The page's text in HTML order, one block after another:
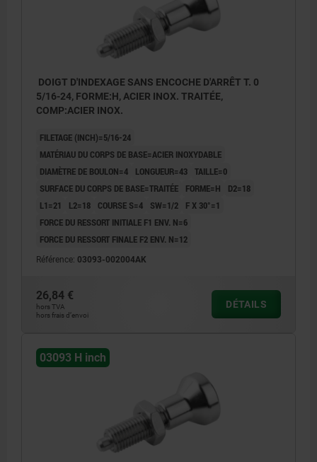
DOIGT D'INDEXAGE SANS ENCOCHE D'ARRÊT T. 0
5/16-24, FORME:H, ACIER INOX. TRAITÉE,
COMP:ACIER INOX.
FILETAGE (INCH)=5/16-24
MATÉRIAU DU CORPS DE BASE=ACIER INOXYDABLE
DIAMÈTRE DE BOULON=4
LONGUEUR=43 TAILLE=0
SURFACE DU CORPS DE BASE=TRAITÉE
FORME=H
D2=18
L1=21
L2=18 COURSE S=4 SW=1/2
F X 30°=1
FORCE DU RESSORT INITIALE F1 ENV. N=6
FORCE DU RESSORT FINALE F2 ENV. N=12
Référence: 03093-002004AK
26,84 €
hors TVA
hors frais d’envoi
DÉTAILS
03093 H inch